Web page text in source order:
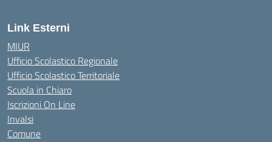
Link Esterni
MIUR
Ufficio Scolastico Regionale
Ufficio Scolastico Territoriale
Scuola in Chiaro
Iscrizioni On Line
Invalsi
Comune